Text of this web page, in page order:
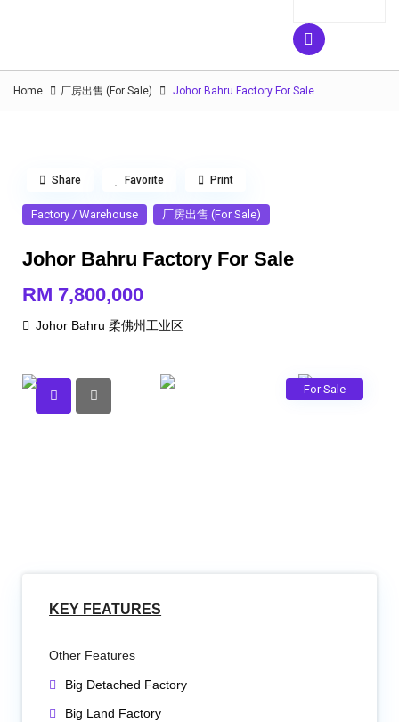
Home 厂房出售 (For Sale) Johor Bahru Factory For Sale
Factory / Warehouse 厂房出售 (For Sale)
Johor Bahru Factory For Sale
RM 7,800,000
Johor Bahru 柔佛州工业区
Share Favorite Print
For Sale
KEY FEATURES
Other Features
Big Detached Factory
Big Land Factory